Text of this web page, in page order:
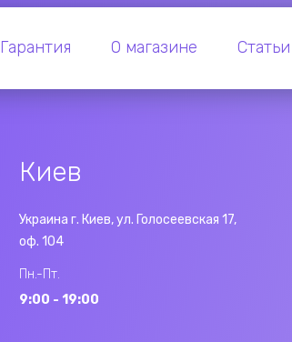
Гарантия О магазине Статьи
Киев
Украина г. Киев, ул. Голосеевская 17,
оф. 104
Пн.-Пт.
9:00 - 19:00